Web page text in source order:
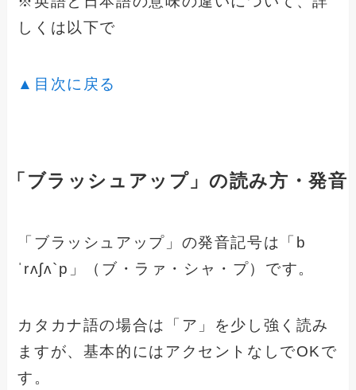
しくは以下で
▲目次に戻る
「ブラッシュアップ」の読み方・発音
「ブラッシュアップ」の発音記号は「b
ˈrʌʃʌ`p」（ブ・ラァ・シャ・プ）です。
カタカナ語の場合は「ア」を少し強く読み
ますが、基本的にはアクセントなしでOKで
す。